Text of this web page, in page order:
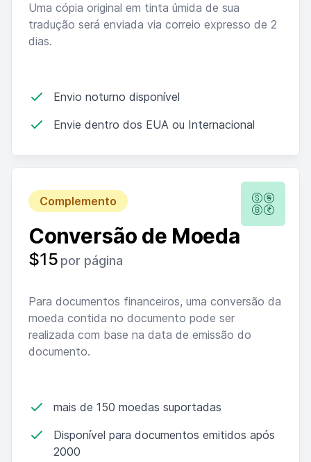
Uma cópia original em tinta úmida de sua
tradução será enviada via correio expresso de 2
dias.
Envio noturno disponível
Envie dentro dos EUA ou Internacional
Complemento
Conversão de Moeda
$15 por página
Para documentos financeiros, uma conversão da
moeda contida no documento pode ser
realizada com base na data de emissão do
documento.
mais de 150 moedas suportadas
Disponível para documentos emitidos após
2000